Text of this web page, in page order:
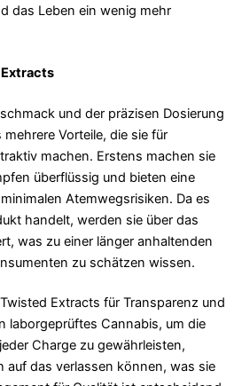
das Leben ein wenig mehr
und der präzisen Dosierung
Vorteile, die sie für
machen. Erstens machen sie
überflüssig und bieten eine
Atemwegsrisiken. Da es
handelt, werden sie über das
was zu einer länger anhaltenden
zu schätzen wissen.
Extracts für Transparenz und
laborgeprüftes Cannabis, um die
Charge zu gewährleisten,
auf das verlassen können, was sie